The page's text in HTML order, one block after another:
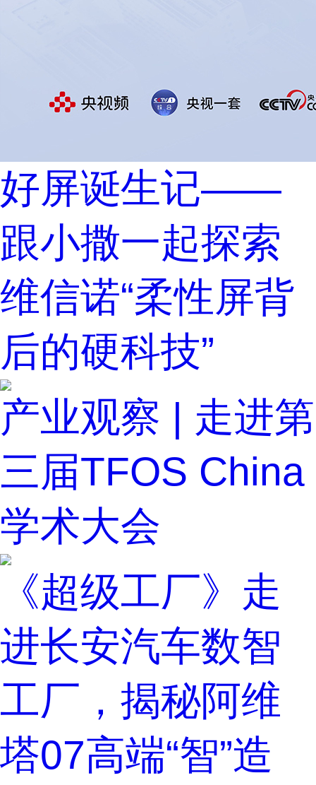
好屏诞生记——
跟小撒一起探索
维信诺“柔性屏背
后的硬科技”
产业观察 | 走进第
三届TFOS China
学术大会
《超级工厂》走
进长安汽车数智
工厂，揭秘阿维
塔07高端“智”造